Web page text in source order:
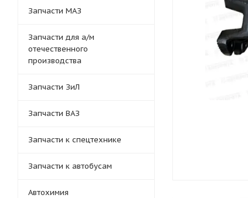
Запчасти МАЗ
Запчасти для а/м
отечественного
производства
Запчасти ЗиЛ
Запчасти ВАЗ
Запчасти к спецтехнике
Запчасти к автобусам
Автохимия